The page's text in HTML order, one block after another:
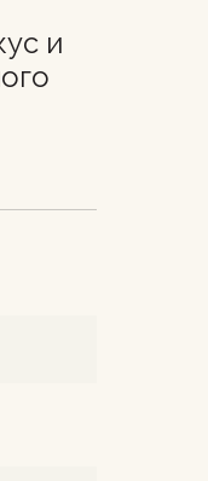
и